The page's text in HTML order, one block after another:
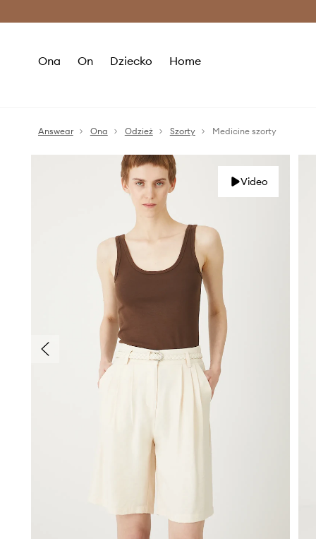
Ona On Dziecko Home
Answear Ona Odzież Szorty Medicine szorty
Video